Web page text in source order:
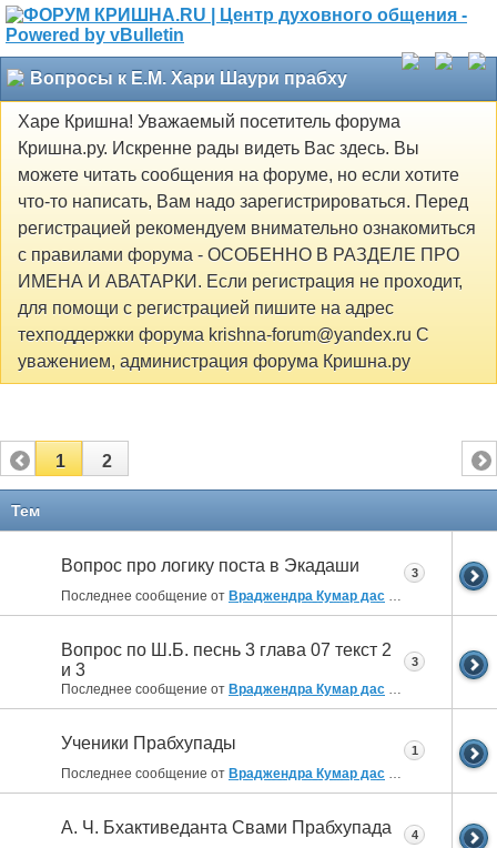
Вопросы к Е.М. Хари Шаури прабху
Харе Кришна! Уважаемый посетитель форума
Кришна.ру. Искренне рады видеть Вас здесь. Вы
можете читать сообщения на форуме, но если хотите
что-то написать, Вам надо зарегистрироваться. Перед
регистрацией рекомендуем внимательно ознакомиться
с правилами форума - ОСОБЕННО В РАЗДЕЛЕ ПРО
ИМЕНА И АВАТАРКИ. Если регистрация не проходит,
для помощи с регистрацией пишите на адрес
техподдержки форума krishna-forum@yandex.ru С
уважением, администрация форума Кришна.ру
1 2
Тем
Вопрос про логику поста в Экадаши
Последнее сообщение от Враджендра Кумар дас 07:32
3
Вопрос по Ш.Б. песнь 3 глава 07 текст 2
и 3
Последнее сообщение от Враджендра Кумар дас
3
Ученики Прабхупады
Последнее сообщение от Враджендра Кумар дас 15:29
1
А. Ч. Бхактиведанта Свами Прабхупада 4